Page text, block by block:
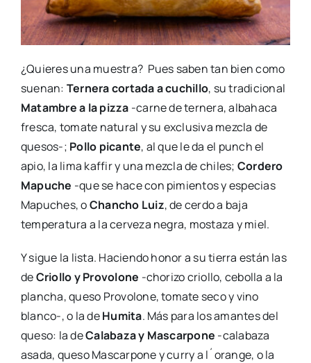
¿Quieres una muestra? Pues saben tan bien como
suenan: Ternera cortada a cuchillo, su tradicional
Matambre a la pizza -carne de ternera, albahaca
fresca, tomate natural y su exclusiva mezcla de
quesos-; Pollo picante, al que le da el punch el
apio, la lima kaffir y una mezcla de chiles; Cordero
Mapuche -que se hace con pimientos y especias
Mapuches, oChancho Luiz, de cerdo a baja
temperatura a la cerveza negra, mostaza y miel.
Y sigue la lista. Haciendo honor a su tierra están las
deCriollo y Provolone -chorizo criollo, cebolla a la
plancha, queso Provolone, tomate seco y vino
blanco-, o la deHumita. Más para los amantes del
queso: la deCalabaza y Mascarpone -calabaza
asada, queso Mascarpone y curry a l´orange, o la